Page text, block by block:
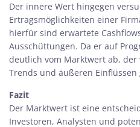
Der innere Wert hingegen
Ertragsmöglichkeiten einer
hierfür sind erwartete
Ausschüttungen. Da er auf
deutlich vom Marktwert ab,
Trends und äußeren Einflüssen
Fazit
Der Marktwert ist eine
Investoren, Analysten und